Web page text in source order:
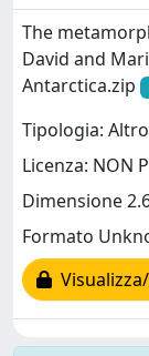
The
David and
Antarctica.zip
Tipologia:
Licenza: NON
Dimensione
Formato